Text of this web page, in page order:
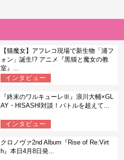
【猫魔女】アフレコ現場で新生物「浦フ
ォン」誕生!? アニメ『黒猫と魔女の教
室』...
インタビュー
『終末のワルキューレⅢ』浪川大輔×GL
AY・HISASHI対談！バトルを超えて...
インタビュー
クロノヴァ2nd Album『Rise of Re:Virt
h』本日4月8日発...